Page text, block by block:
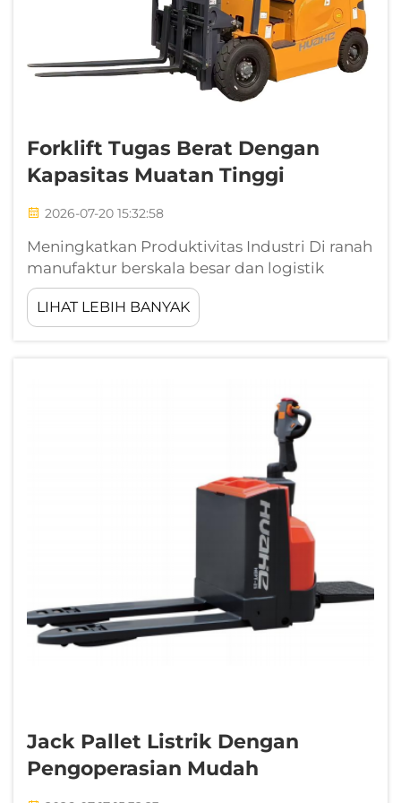
Forklift Tugas Berat Dengan
Kapasitas Muatan Tinggi
2026-07-20 15:32:58
Meningkatkan Produktivitas Industri Di ranah
manufaktur berskala besar dan logistik
global, kemampuan memindahkan beban
ekstrem dengan presisi merupakan fondasi
keberhasilan industri. Seiring pertumbuhan
LIHAT LEBIH BANYAK
Jack Pallet Listrik Dengan
Pengoperasian Mudah